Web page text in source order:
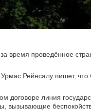
время проведённое
Рейнсалу пишет,
договоре линия
вызывающие